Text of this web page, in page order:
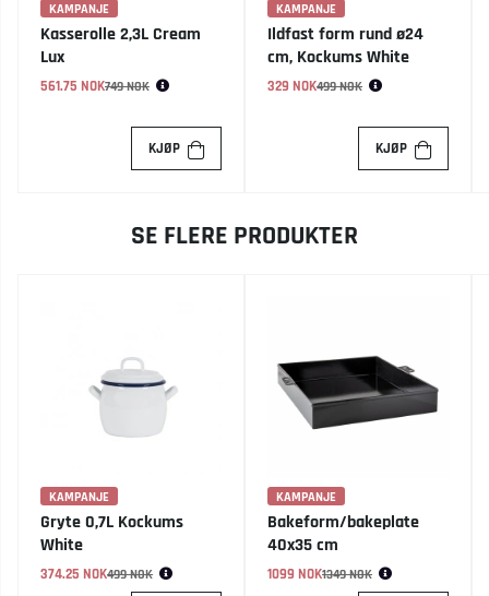
KAMPANJE
Kasserolle 2,3L Cream
Lux
561.75 NOK
Vanlig pris:749 NOK
KJØP
KAMPANJE
Ildfast form rund ø24
cm, Kockums White
329 NOK
Vanlig pris:499 NOK
KJØP
SE FLERE PRODUKTER
KAMPANJE
Gryte 0,7L Kockums
White
374.25 NOK
Vanlig pris:499 NOK
KAMPANJE
Bakeform/bakeplate
40x35 cm
1099 NOK
Vanlig pris:1349 NOK